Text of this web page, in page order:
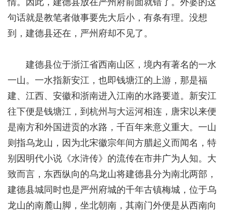
句话就是教笔者做事要先大后小，有条有理。没想
到，建德县还在，严州府却不见了。
建德县位于浙江省西南山区，境内有著名的一水
一山。一水指新安江，也即钱塘江的上游，那是福
建、江西、安徽和浙南进入江南的水路要道。新安江
往下便是钱塘江，到杭州与大运河相连，唐宋以来便
是南方和外国进贡的水路，千百年来意义重大。一山
则指乌龙山，因为北宋徽宗年间方腊起义而闻名，特
别因明代小说《水浒传》的流传在市井广为人知。大
致而言，东西纵向的乌龙山将建德县分为南北两部，
建德县城同时也是严州府城的千年古镇梅城，位于乌
龙山的南麓山脚，坐北朝南，其南门外便是从西南向